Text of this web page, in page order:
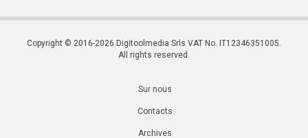
Copyright © 2016-2026 Digitoolmedia Srls VAT No. IT12346351005.
All rights reserved.
Sur nous
Contacts
Archives